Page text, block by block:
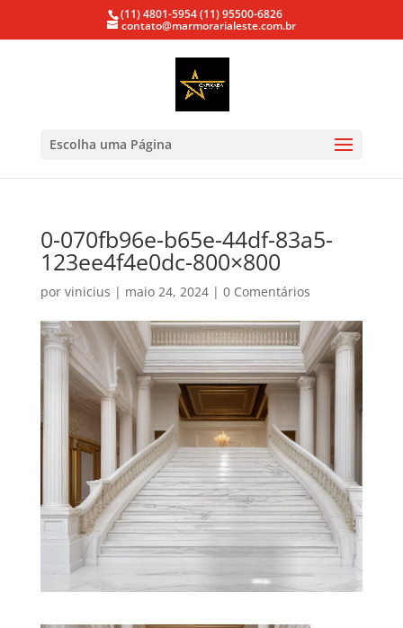
(11) 4801-5954(11) 95500-6826
contato@marmorarialeste.com.br
Escolha uma Página
0-070fb96e-b65e-44df-83a5-
123ee4f4e0dc-800×800
por vinicius | maio 24, 2024| 0 Comentários